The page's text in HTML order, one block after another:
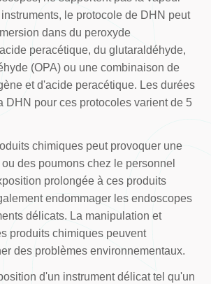
le protocole de DHN peut
dans du peroxyde
peracétique, du glutaraldéhyde,
(OPA) ou une combinaison de
et d'acide peracétique. Les durées
DHN pour ces protocoles varient de 5
chimiques peut provoquer une
des poumons chez le personnel
prolongée à ces produits
endommager les endoscopes
délicats. La manipulation et
produits chimiques peuvent
des problèmes environnementaux.
d'un instrument délicat tel qu'un